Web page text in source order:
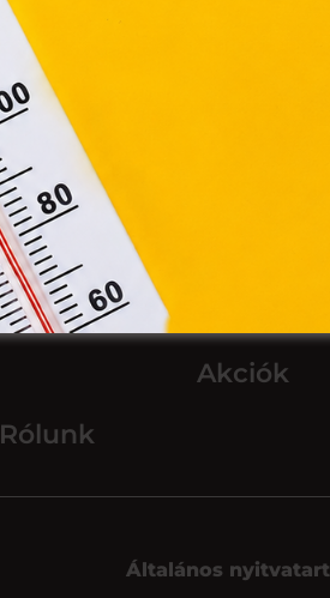
Akciók
Rólunk
Általános